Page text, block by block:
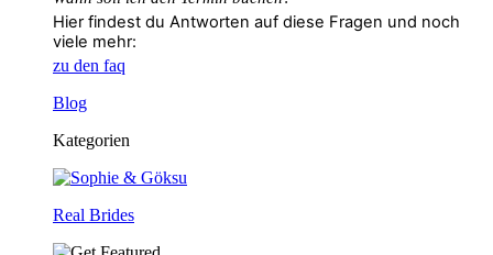
Hier findest du Antworten auf diese Fragen und noch
viele mehr:
zu den faq
Blog
Kategorien
Real Brides